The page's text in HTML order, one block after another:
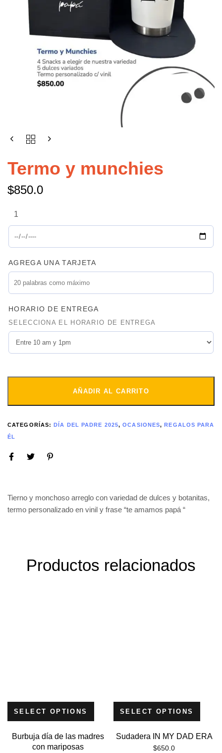
Termo y munchies
$850.0
AGREGA UNA TARJETA
HORARIO DE ENTREGA
SELECCIONA EL HORARIO DE ENTREGA
AÑADIR AL CARRITO
CATEGORÍAS:DÍA DEL PADRE 2025,OCASIONES,REGALOS PARA
ÉL
Tierno y monchoso arreglo con variedad de dulces y botanitas,
termo personalizado en vinil y frase “te amamos papá “
Productos relacionados
SELECT OPTIONS
Burbuja día de las madres
con mariposas
SELECT OPTIONS
Sudadera IN MY DAD ERA
$650.0